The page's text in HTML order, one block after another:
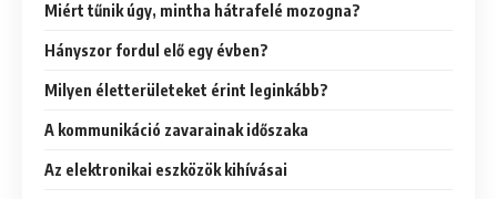
Miért tűnik úgy, mintha hátrafelé mozogna?
Hányszor fordul elő egy évben?
Milyen életterületeket érint leginkább?
A kommunikáció zavarainak időszaka
Az elektronikai eszközök kihívásai